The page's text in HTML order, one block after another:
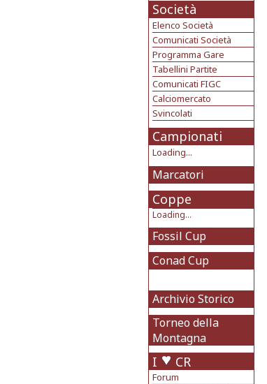
Società
Elenco Società
Comunicati Società
Programma Gare
Tabellini Partite
Comunicati FIGC
Calciomercato
Svincolati
Campionati
Loading...
Marcatori
Coppe
Loading...
Fossil Cup
Conad Cup
Archivio Storico
Torneo della
Montagna
I CR
Forum